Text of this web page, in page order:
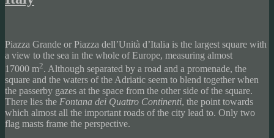
Piazza Grande or Piazza dell’Unità d’Italia is the largest square with
a view to the sea in the whole of Europe, measuring almost
17000 m2. Although separated by a road and a promenade, the
square and the waters of the Adriatic seem to blend together when
the passerby gazes at the space from the other side of the square.
There lies the Fontana dei Quattro Continenti, the point towards
which almost all the important roads of the city lead to. Only two
flag masts frame the perspective.